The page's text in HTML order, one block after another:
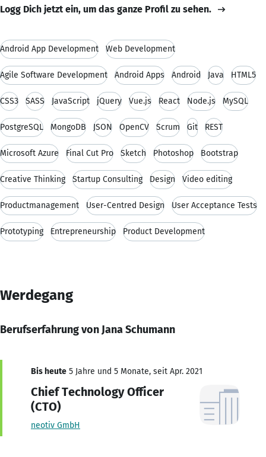
Logg Dich jetzt ein, um das ganze Profil zu sehen.
Android App Development Web Development
Agile Software Development Android Apps Android Java HTML5
CSS3 SASS JavaScript jQuery Vue.js React Node.js MySQL
PostgreSQL MongoDB JSON OpenCV Scrum Git REST
Microsoft Azure Final Cut Pro Sketch Photoshop Bootstrap
Creative Thinking Startup Consulting Design Video editing
Productmanagement User-Centred Design User Acceptance Tests
Prototyping Entrepreneurship Product Development
Werdegang
Berufserfahrung von Jana Schumann
Bis heute 5 Jahre und 5 Monate, seit Apr. 2021
Chief Technology Officer
(CTO)
neotiv GmbH